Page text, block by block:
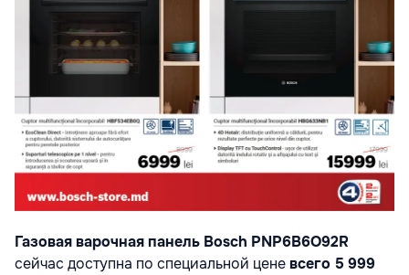
Газовая варочная панель Bosch PNP6B6O92R
сейчас доступна по специальной ценевсего 5 999